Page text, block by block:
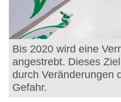
Bis 2020 wird eine
angestrebt. Dieses
durch Veränderungen
Gefahr.